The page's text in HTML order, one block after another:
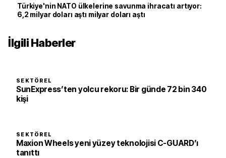
Türkiye'nin NATO ülkelerine savunma ihracatı artıyor:
6,2 milyar doları aştı milyar doları aştı
İlgili Haberler
SEKTÖREL
SunExpress’ten yolcu rekoru: Bir günde 72 bin 340
kişi
SEKTÖREL
Maxion Wheels yeni yüzey teknolojisi C-GUARD’ı
tanıttı